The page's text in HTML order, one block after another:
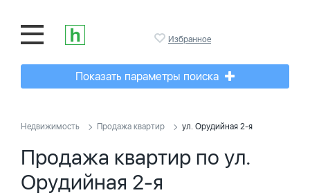
Избранное
Показать параметры поиска
Недвижимость Продажа квартир ул. Орудийная 2-я
Продажа квартир по ул.
Орудийная 2-я